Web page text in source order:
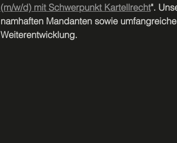
(m/w/d) mit Schwerpunkt Kartellrecht".
namhaften Mandanten sowie
Weiterentwicklung.